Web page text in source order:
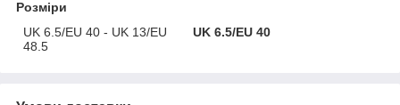
Розміри
UK 6.5/EU 40 - UK 13/EU
48.5
UK 6.5/EU 40